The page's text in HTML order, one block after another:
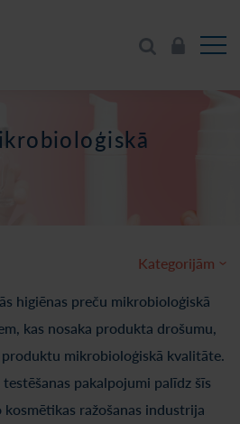
Kategorijām
higiēnas preču mikrobioloģiskā
kas nosaka produkta drošumu,
mikrobioloģiskā kvalitāte.
pakalpojumi palīdz šīs
ražošanas industrija